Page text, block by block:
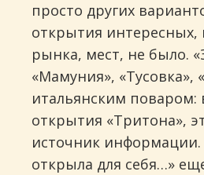
просто других
открытия интересных,
рынка, мест, не было.
«Мамуния», «Тусовка»,
итальянским поваром:
открытия «Тритона»,
источник
открыла для себя…»